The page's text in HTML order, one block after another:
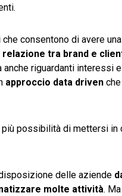
consentono di avere
relazione tra brand e
riguardanti interessi
approccio data driven
possibilità di mettersi in
delle aziende
molte attività.